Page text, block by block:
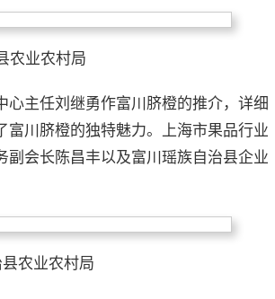
农业农村局
主任刘继勇作富川脐橙的推介，详细
川脐橙的独特魅力。上海市果品行业
会长陈昌丰以及富川瑶族自治县企业
农业农村局